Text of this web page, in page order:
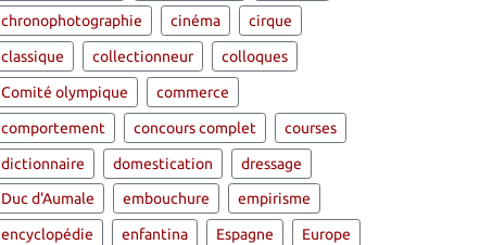
chronophotographie cinéma cirque
classique collectionneur colloques
Comité olympique commerce
comportement concours complet courses
dictionnaire domestication dressage
Duc d'Aumale embouchure empirisme
encyclopédie enfantina Espagne Europe